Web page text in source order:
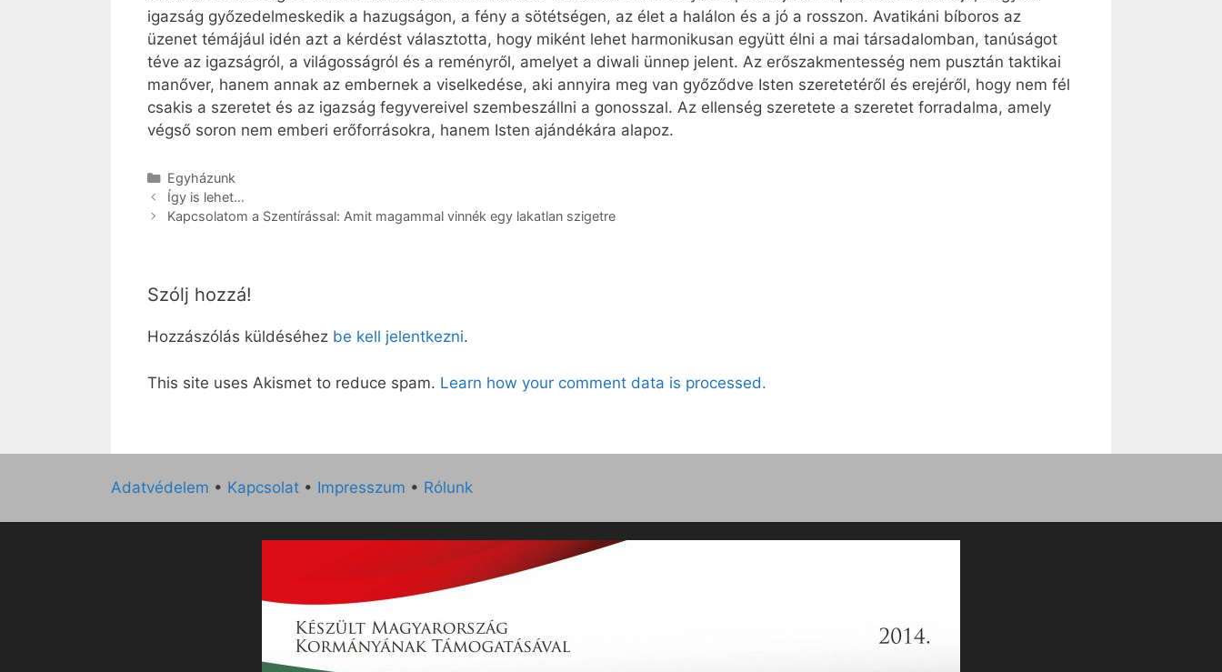
igazság győzedelmeskedik a hazugságon, a fény a sötétségen, az élet a halálon és a jó a rosszon. Avatikáni bíboros az
üzenet témájául idén azt a kérdést választotta, hogy miként lehet harmonikusan együtt élni a mai társadalomban, tanúságot
téve az igazságról, a világosságról és a reményről, amelyet a diwali ünnep jelent. Az erőszakmentesség nem pusztán taktikai
manőver, hanem annak az embernek a viselkedése, aki annyira meg van győződve Isten szeretetéről és erejéről, hogy nem fél
csakis a szeretet és az igazság fegyvereivel szembeszállni a gonosszal. Az ellenség szeretete a szeretet forradalma, amely
végső soron nem emberi erőforrásokra, hanem Isten ajándékára alapoz.
Kategória
Egyházunk
Így is lehet…
Kapcsolatom a Szentírással: Amit magammal vinnék egy lakatlan szigetre
Szólj hozzá!
Hozzászólás küldéséhez be kell jelentkezni.
This site uses Akismet to reduce spam. Learn how your comment data is processed.
Adatvédelem • Kapcsolat • Impresszum • Rólunk